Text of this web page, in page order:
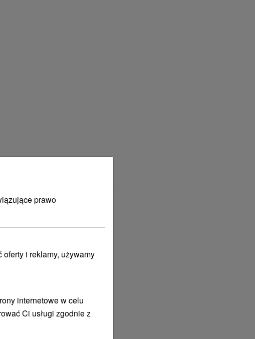
prawo
i reklamy, używamy
internetowe w celu
Ci usługi zgodnie z